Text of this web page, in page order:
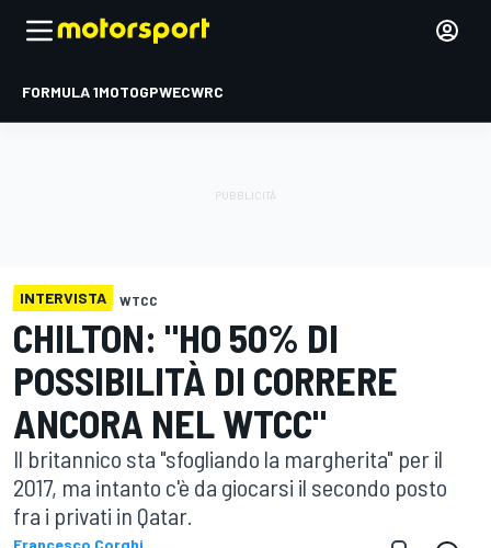
FORMULA 1MOTOGPWECWRC
INTERVISTA WTCC
CHILTON: "HO 50% DI
POSSIBILITÀ DI CORRERE
ANCORA NEL WTCC"
Il britannico sta "sfogliando la margherita" per il
2017, ma intanto c'è da giocarsi il secondo posto
fra i privati in Qatar.
Francesco Corghi